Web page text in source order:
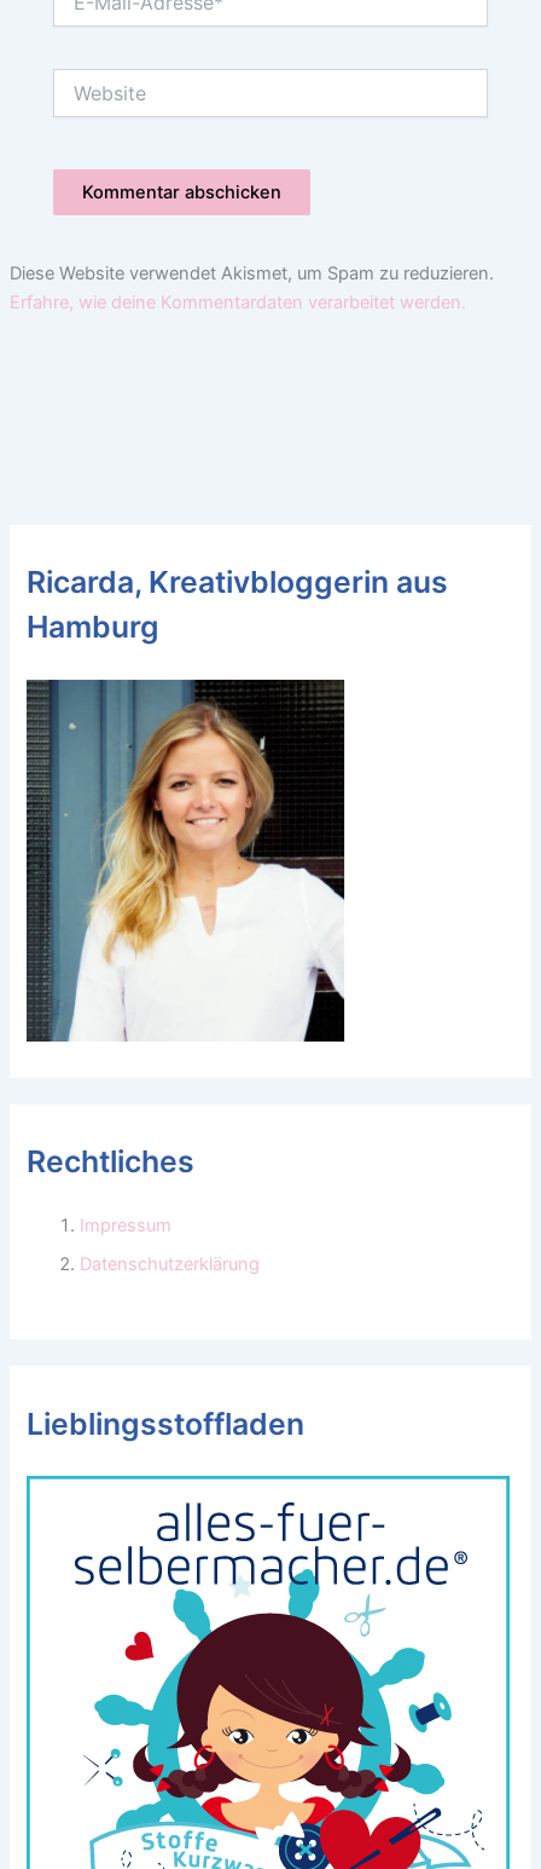
Mail-
Diese Website verwendet Akismet, um Spam zu reduzieren.
Erfahre, wie deine Kommentardaten verarbeitet werden.
Ricarda, Kreativbloggerin aus
Hamburg
Rechtliches
Impressum
Datenschutzerklärung
Lieblingsstoffladen